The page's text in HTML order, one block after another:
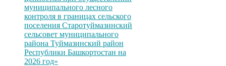
муниципального лесного
контроля в границах сельского
поселения Старотуймазинский
сельсовет муниципального
района Туймазинский район
Республики Башкортостан на
2026 год»